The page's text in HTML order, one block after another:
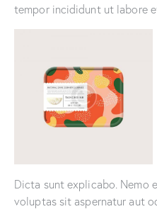
tempor incididunt ut labore
Dicta sunt explicabo. Nemo
voluptas sit aspernatur aut